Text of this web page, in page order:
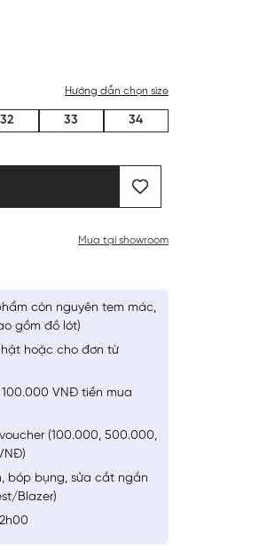
Hướng dẫn chọn size
32 33
34
Mua tại showroom
còn nguyên tem mác,
gồm đồ lót)
hoặc cho đơn từ
100.000 VNĐ tiền mua
(100.000, 500.000,
bóp bụng, sửa cắt ngắn
Blazer)